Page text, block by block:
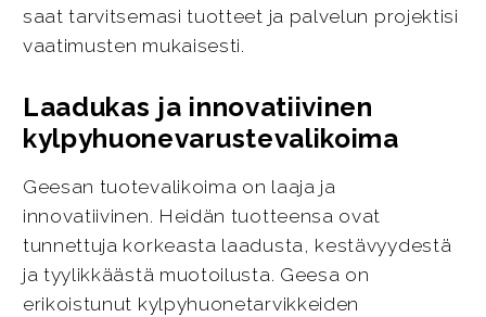
saat tarvitsemasi tuotteet ja palvelun projektisi
vaatimusten mukaisesti.
Laadukas ja innovatiivinen
kylpyhuonevarustevalikoima
Geesan tuotevalikoima on laaja ja
innovatiivinen. Heidän tuotteensa ovat
tunnettuja korkeasta laadusta, kestävyydestä
ja tyylikkäästä muotoilusta. Geesa on
erikoistunut kylpyhuonetarvikkeiden